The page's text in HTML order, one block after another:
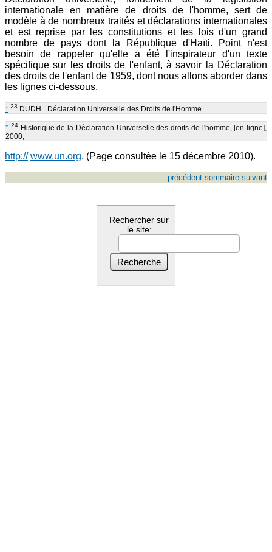
internationale en matière de droits de l'homme, sert de
modèle à de nombreux traités et déclarations internationales
et est reprise par les constitutions et les lois d'un grand
nombre de pays dont la République d'Haïti. Point n'est
besoin de rappeler qu'elle a été l'inspirateur d'un texte
spécifique sur les droits de l'enfant, à savoir la Déclaration
des droits de l'enfant de 1959, dont nous allons aborder dans
les lignes ci-dessous.
* 23 DUDH= Déclaration Universelle des Droits de l'Homme
* 24Historique de la Déclaration Universelle des droits de l'homme, [en ligne],
2000,
http:// www.un.org. (Page consultée le 15 décembre 2010).
précédent sommaire suivant
Rechercher sur
le site: